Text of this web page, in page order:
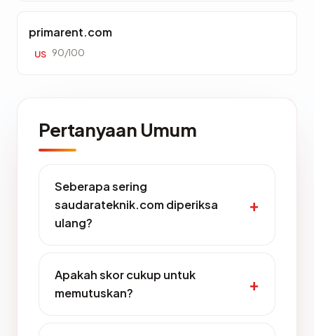
primarent.com
US 90/100
Pertanyaan Umum
Seberapa sering
saudarateknik.com diperiksa
ulang?
Apakah skor cukup untuk
memutuskan?